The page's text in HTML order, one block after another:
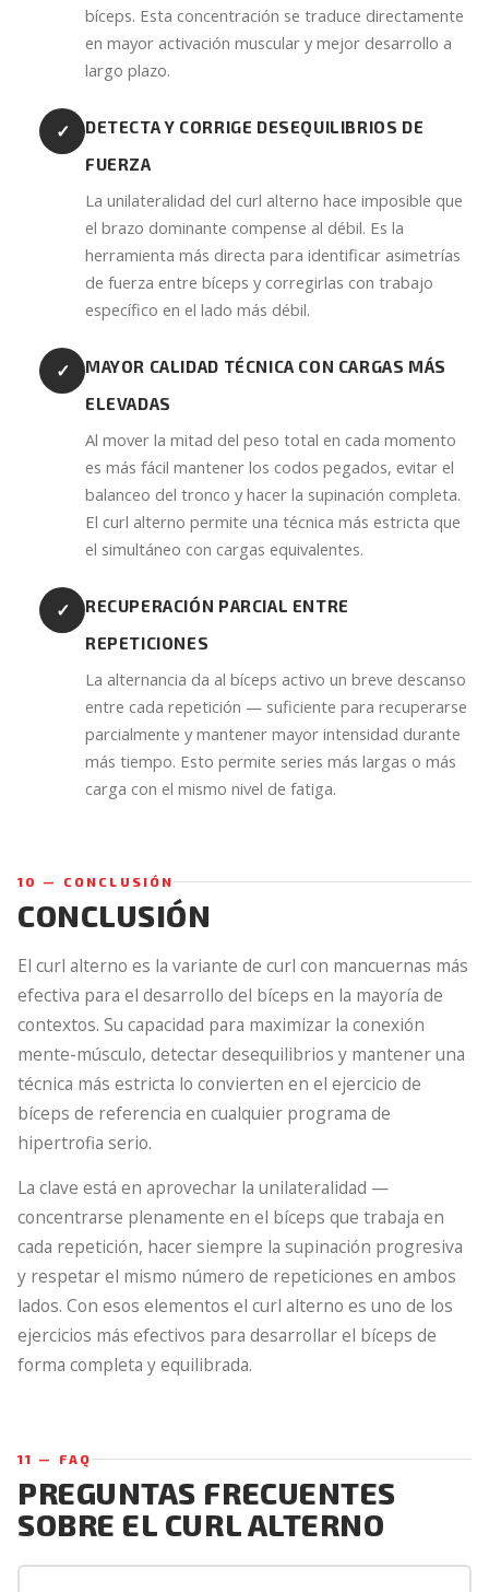
bíceps. Esta concentración se traduce directamente
en mayor activación muscular y mejor desarrollo a
largo plazo.
✓
DETECTA Y CORRIGE DESEQUILIBRIOS DE
FUERZA
La unilateralidad del curl alterno hace imposible que
el brazo dominante compense al débil. Es la
herramienta más directa para identificar asimetrías
de fuerza entre bíceps y corregirlas con trabajo
específico en el lado más débil.
✓
MAYOR CALIDAD TÉCNICA CON CARGAS MÁS
ELEVADAS
Al mover la mitad del peso total en cada momento
es más fácil mantener los codos pegados, evitar el
balanceo del tronco y hacer la supinación completa.
El curl alterno permite una técnica más estricta que
el simultáneo con cargas equivalentes.
✓
RECUPERACIÓN PARCIAL ENTRE
REPETICIONES
La alternancia da al bíceps activo un breve descanso
entre cada repetición — suficiente para recuperarse
parcialmente y mantener mayor intensidad durante
más tiempo. Esto permite series más largas o más
carga con el mismo nivel de fatiga.
10 — CONCLUSIÓN
CONCLUSIÓN
El curl alterno es la variante de curl con mancuernas más
efectiva para el desarrollo del bíceps en la mayoría de
contextos. Su capacidad para maximizar la conexión
mente-músculo, detectar desequilibrios y mantener una
técnica más estricta lo convierten en el ejercicio de
bíceps de referencia en cualquier programa de
hipertrofia serio.
La clave está en aprovechar la unilateralidad —
concentrarse plenamente en el bíceps que trabaja en
cada repetición, hacer siempre la supinación progresiva
y respetar el mismo número de repeticiones en ambos
lados. Con esos elementos el curl alterno es uno de los
ejercicios más efectivos para desarrollar el bíceps de
forma completa y equilibrada.
11 — FAQ
PREGUNTAS FRECUENTES
SOBRE EL CURL ALTERNO